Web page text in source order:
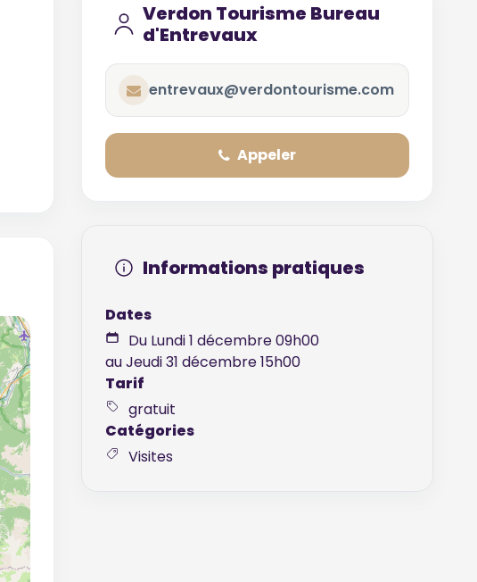
Verdon Tourisme Bureau
d'Entrevaux
entrevaux@verdontourisme.com
Appeler
Informations pratiques
Dates
Du Lundi 1 décembre 09h00
au Jeudi 31 décembre 15h00
Tarif
gratuit
Catégories
Visites